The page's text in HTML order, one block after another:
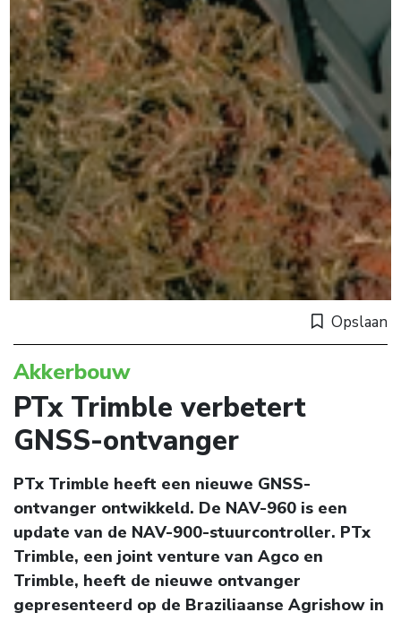
Opslaan
Akkerbouw
PTx Trimble verbetert
GNSS-ontvanger
PTx Trimble heeft een nieuwe GNSS-
ontvanger ontwikkeld. De NAV-960 is een
update van de NAV-900-stuurcontroller. PTx
Trimble, een joint venture van Agco en
Trimble, heeft de nieuwe ontvanger
gepresenteerd op de Braziliaanse Agrishow in